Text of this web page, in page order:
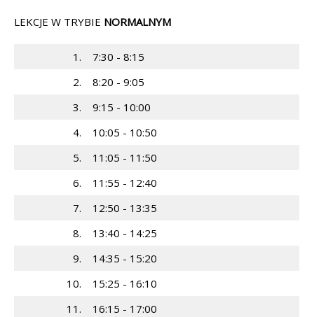
LEKCJE W TRYBIE NORMALNYM
1.
7:30 - 8:15
2.
8:20 - 9:05
3.
9:15 - 10:00
4.
10:05 - 10:50
5.
11:05 - 11:50
6.
11:55 - 12:40
7.
12:50 - 13:35
8.
13:40 - 14:25
9.
14:35 - 15:20
10.
15:25 - 16:10
11.
16:15 - 17:00